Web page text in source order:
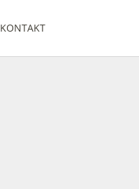
KONTAKT